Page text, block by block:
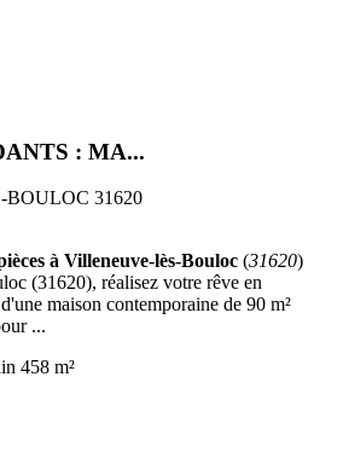
: MA...
31620
à Villeneuve-lès-Bouloc (31620)
(31620), réalisez votre rêve en
maison contemporaine de 90 m²
...
458 m²